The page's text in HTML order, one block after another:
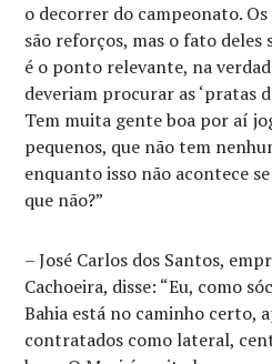
o decorrer do campeonato.
são reforços, mas o fato
é o ponto relevante, na
deveriam procurar as ‘pratas
Tem muita gente boa por aí
pequenos, que não tem
enquanto isso não acontece
que não?”
– José Carlos dos Santos,
Cachoeira, disse: “Eu, como
Bahia está no caminho certo,
contratados como lateral,